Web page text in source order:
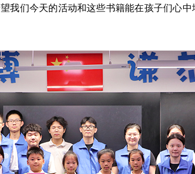
我们今天的活动和这些书籍能在孩子们心